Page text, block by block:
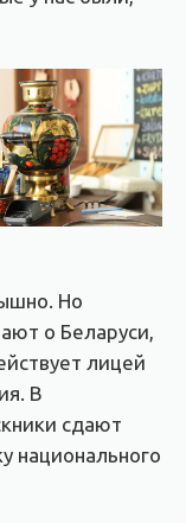
Но
о Беларуси,
лицей
В
сдают
национального